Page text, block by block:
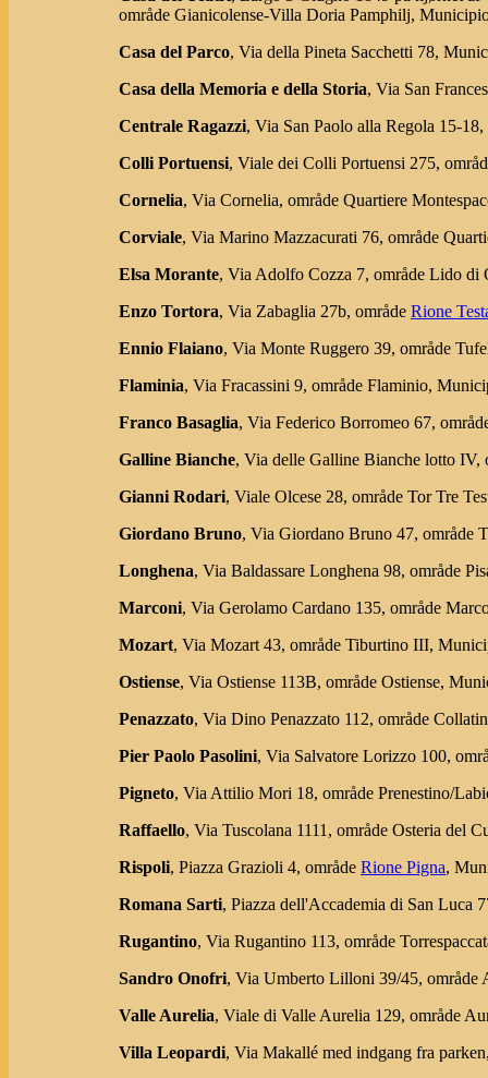
område Gianicolense-Villa Doria Pamphilj,
Casa del Parco, Via della Pineta Sacchetti 78,
Casa della Memoria e della Storia, Via San
Centrale Ragazzi, Via San Paolo alla Regola 15-
Colli Portuensi, Viale dei Colli Portuensi 275,
Cornelia, Via Cornelia, område Quartiere
Corviale, Via Marino Mazzacurati 76, område
Elsa Morante, Via Adolfo Cozza 7, område Lido
Enzo Tortora, Via Zabaglia 27b, område Rione
Ennio Flaiano, Via Monte Ruggero 39, område
Flaminia, Via Fracassini 9, område Flaminio,
Franco Basaglia, Via Federico Borromeo 67,
Galline Bianche, Via delle Galline Bianche lotto
Gianni Rodari, Viale Olcese 28, område Tor Tre
Giordano Bruno, Via Giordano Bruno 47,
Longhena, Via Baldassare Longhena 98, område
Marconi, Via Gerolamo Cardano 135, område
Mozart, Via Mozart 43, område Tiburtino III,
Ostiense, Via Ostiense 113B, område Ostiense,
Penazzato, Via Dino Penazzato 112, område
Pier Paolo Pasolini, Via Salvatore Lorizzo 100,
Pigneto, Via Attilio Mori 18, område Prenestino/
Raffaello, Via Tuscolana 1111, område Osteria del
Rispoli, Piazza Grazioli 4, område Rione Pigna,
Romana Sarti, Piazza dell'Accademia di San Luca
Rugantino, Via Rugantino 113, område
Sandro Onofri, Via Umberto Lilloni 39/45,
Valle Aurelia, Viale di Valle Aurelia 129, område
Villa Leopardi, Via Makallé med indgang fra